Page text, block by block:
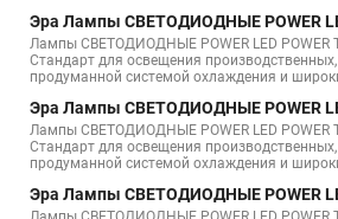
Эра Лампы СВЕТОДИОДНЫЕ POWER
Лампы СВЕТОДИОДНЫЕ POWER LED POWER
Стандарт для освещения
продуманной системой охлаждения и
Эра Лампы СВЕТОДИОДНЫЕ POWER
Лампы СВЕТОДИОДНЫЕ POWER LED POWER
Стандарт для освещения
продуманной системой охлаждения и
Эра Лампы СВЕТОДИОДНЫЕ POWER